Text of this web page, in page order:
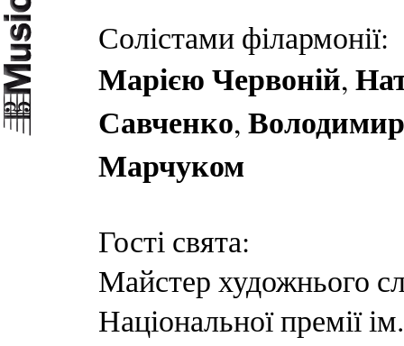
Солістами філармонії:
Марією Червоній,
Савченко,
Марчуком
Гості свята:
Майстер художнього
Національної премії